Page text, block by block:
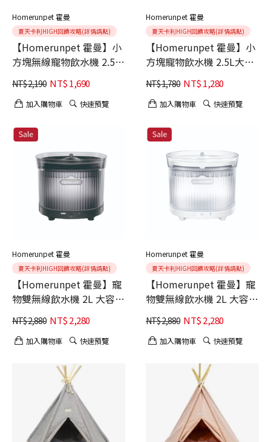
Homerunpet 霍曼
夏天卡利HIGH回饋攻略(詳情請點)
【Homerunpet 霍曼】小
方塊無線寵物飲水機 2.5L
大容量 (續航達30天)
NT$2,190 NT$1,690
加入購物車 快速預覽
Homerunpet 霍曼
夏天卡利HIGH回饋攻略(詳情請點)
【Homerunpet 霍曼】小
方塊寵物飲水機 2.5L大容
NT$1,780 NT$1,280
加入購物車 快速預覽
Homerunpet 霍曼
夏天卡利HIGH回饋攻略(詳情請點)
【Homerunpet 霍曼】寵
物雙無線飲水機 2L 大容量
玄影黑 180°廣角
(7800mAH超大容量電池)
NT$2,880 NT$2,280
加入購物車 快速預覽
Homerunpet 霍曼
夏天卡利HIGH回饋攻略(詳情請點)
【Homerunpet 霍曼】寵
物雙無線飲水機 2L 大容量
雲霧白 180°廣角
(7800mAH超大容量電池)
NT$2,880 NT$2,280
加入購物車 快速預覽